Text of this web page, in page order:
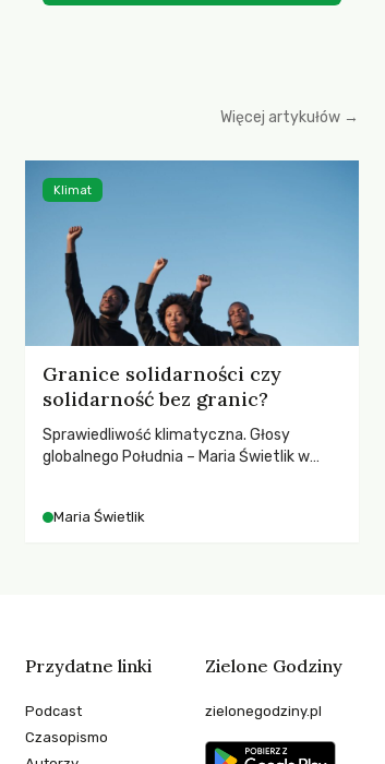
Więcej artykułów →
Granice solidarności czy
solidarność bez granic?
Sprawiedliwość klimatyczna. Głosy
globalnego Południa – Maria Świetlik w
Maria Świetlik
Klimat
Przydatne linki
Podcast
Czasopismo
Zielone Godziny
zielonegodziny.pl